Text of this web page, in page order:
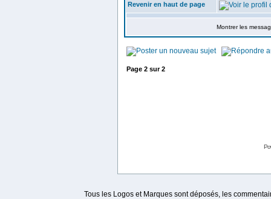
Revenir en haut de page
Montrer les
Page 2 sur2
Tous les Logos et Marques sont déposés, les